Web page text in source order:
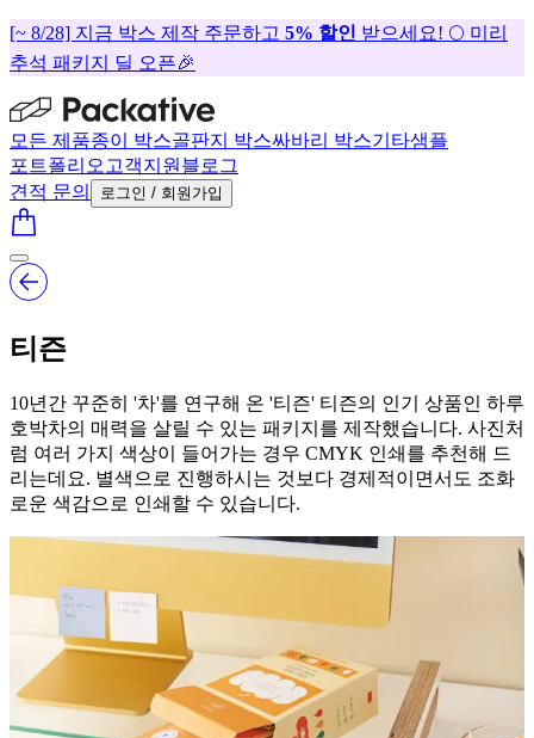
[~ 8/28] 지금 박스 제작 주문하고 5% 할인 받으세요! 🌕 미리
추석 패키지 딜 오픈🎉
모든 제품종이 박스골판지 박스싸바리 박스기타샘플
포트폴리오 고객지원 블로그
견적 문의
로그인 / 회원가입
티즌
10년간 꾸준히 '차'를 연구해 온 '티즌' 티즌의 인기 상품인 하루
호박차의 매력을 살릴 수 있는 패키지를 제작했습니다. 사진처
럼 여러 가지 색상이 들어가는 경우 CMYK 인쇄를 추천해 드
리는데요. 별색으로 진행하시는 것보다 경제적이면서도 조화
로운 색감으로 인쇄할 수 있습니다.